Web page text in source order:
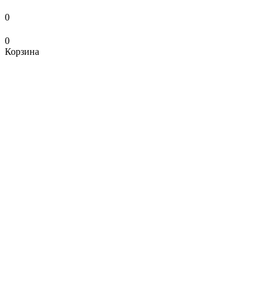
0
0
Корзина